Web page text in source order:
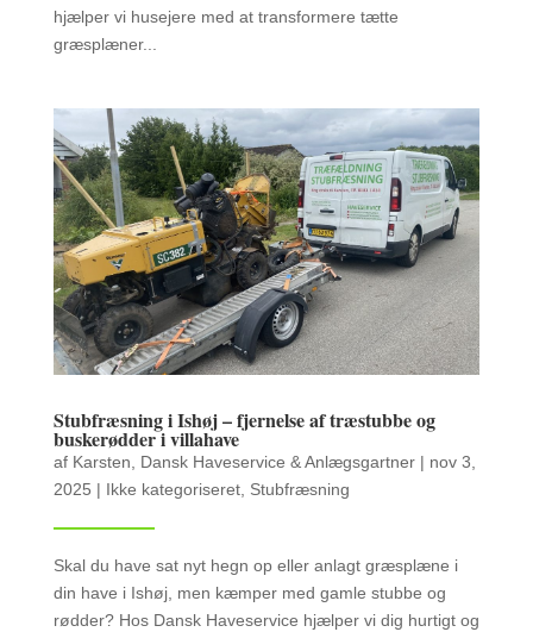
hjælper vi husejere med at transformere tætte
græsplæner...
Stubfræsning i Ishøj – fjernelse af træstubbe og
buskerødder i villa­have
af Karsten, Dansk Haveservice & Anlægsgartner| nov 3,
2025 | Ikke kategoriseret, Stubfræsning
Skal du have sat nyt hegn op eller anlagt græsplæne i
din have i Ishøj, men kæmper med gamle stubbe og
rødder? Hos Dansk Haveservice hjælper vi dig hurtigt og